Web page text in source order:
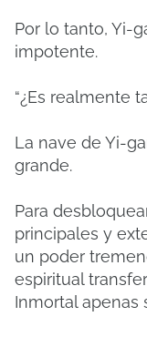
Por lo tanto, Yi-
impotente.
“¿Es realmente
La nave de Yi-
grande.
Para
principales y
un poder
espiritual
Inmortal apenas